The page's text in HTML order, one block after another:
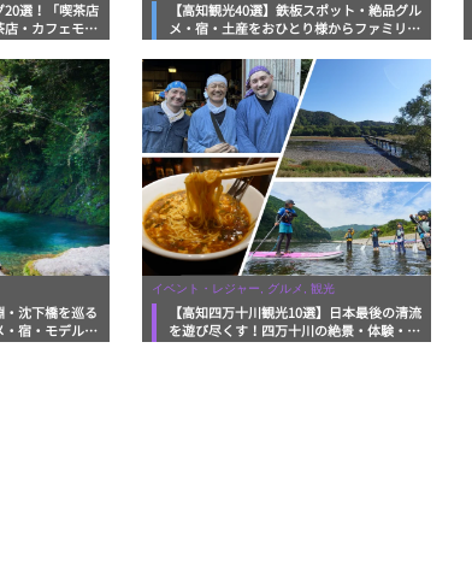
20選！「喫茶店
店・カフェモー
【高知観光40選】鉄板スポット・絶品グル
メ・宿・土産をおひとり様からファミリー
沈下橋を巡る
宿・モデルコ
イベント・レジャー, グルメ, 観光
【高知四万十川観光10選】日本最後の清流
を遊び尽くす！四万十川の絶景・体験・グ